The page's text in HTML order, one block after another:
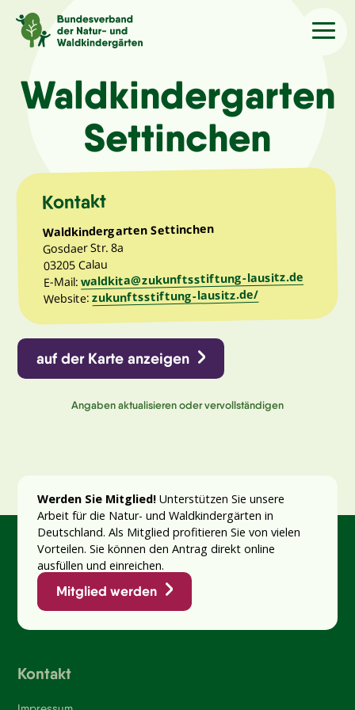
Sprache/Language
Aktuelles
Über uns
Kindergärten
Angebote
Kontakt
Waldkindergarten
Settinchen
Kontakt
Waldkindergarten Settinchen
Gosdaer Str. 8a
03205 Calau
E-Mail:waldkita@zukunftsstiftung-lausitz.de
Website:zukunftsstiftung-lausitz.de/
auf der Karte anzeigen
Angaben aktualisieren oder vervollständigen
Werden Sie Mitglied!Unterstützen Sie unsere
Arbeit für die Natur- und Waldkindergärten in
Deutschland. Als Mitglied profitieren Sie von vielen
Vorteilen. Sie können den Antrag direkt online
ausfüllen und einreichen.
Mitglied werden
Kontakt